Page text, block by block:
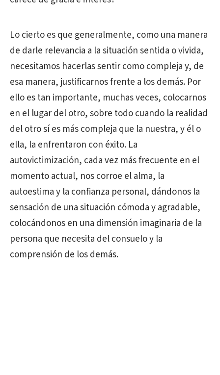
Lo cierto es que generalmente, como una manera
de darle relevancia a la situación sentida o vivida,
necesitamos hacerlas sentir como compleja y, de
esa manera, justificarnos frente a los demás. Por
ello es tan importante, muchas veces, colocarnos
en el lugar del otro, sobre todo cuando la realidad
del otro sí es más compleja que la nuestra, y él o
ella, la enfrentaron con éxito. La
autovictimización, cada vez más frecuente en el
momento actual, nos corroe el alma, la
autoestima y la confianza personal, dándonos la
sensación de una situación cómoda y agradable,
colocándonos en una dimensión imaginaria de la
persona que necesita del consuelo y la
comprensión de los demás.